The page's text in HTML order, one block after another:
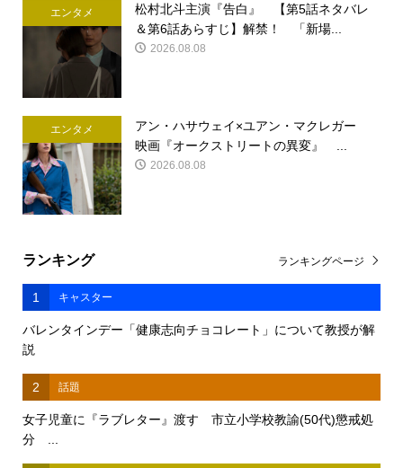
エンタメ
松村北斗主演『告白』 【第5話ネタバレ
＆第6話あらすじ】解禁！ 「新場...
2026.08.08
エンタメ
アン・ハサウェイ×ユアン・マクレガー
映画『オークストリートの異変』 ...
2026.08.08
ランキング
1 キャスター
バレンタインデー「健康志向チョコレート」について教授が解
説
2 話題
女子児童に『ラブレター』渡す 市立小学校教諭(50代)懲戒処
分 ...
ランキングページ